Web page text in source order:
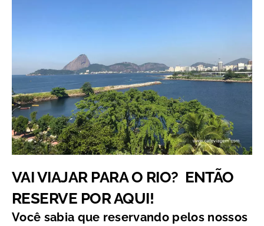
VAI VIAJAR PARA O RIO? ENTÃO
RESERVE POR AQUI!
Você sabia que reservando pelos nossos